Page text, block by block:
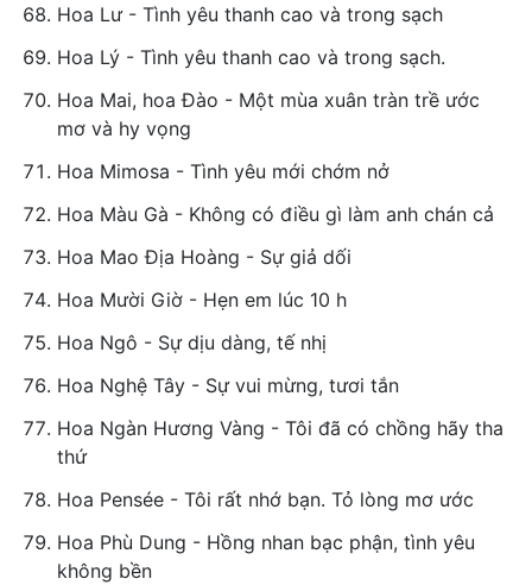
Hoa Lư - Tình yêu thanh cao và trong sạch
Hoa Lý - Tình yêu thanh cao và trong sạch.
Hoa Mai, hoa Đào - Một mùa xuân tràn trề ước
mơ và hy vọng
Hoa Mimosa - Tình yêu mới chớm nở
Hoa Màu Gà - Không có điều gì làm anh chán cả
Hoa Mao Địa Hoàng - Sự giả dối
Hoa Mười Giờ - Hẹn em lúc 10 h
Hoa Ngô - Sự dịu dàng, tế nhị
Hoa Nghệ Tây - Sự vui mừng, tươi tắn
Hoa Ngàn Hương Vàng - Tôi đã có chồng hãy tha
thứ
Hoa Pensée - Tôi rất nhớ bạn. Tỏ lòng mơ ước
Hoa Phù Dung - Hồng nhan bạc phận, tình yêu
không bền